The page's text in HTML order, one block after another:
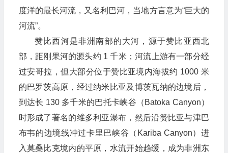
度洋的最长河流，又名利巴河，当地方言意为“巨大的
河流”。
赞比西河是非洲南部的大河，源于赞比亚西北
部，距刚果河的源头约 1 千米；河流上游有一部分经
过安哥拉，但大部分位于赞比亚境内海拔约 1000 米
的巴罗茨高原，经过纳米比亚及博茨瓦纳的边境后，
到达长 130 多千米的巴托卡峡谷（Batoka Canyon）
时形成了著名的维多利亚瀑布，然后沿赞比亚与津巴
布韦的边境线冲过卡里巴峡谷（Kariba Canyon）进
入莫桑比克境内的平原，水流开始趋缓，成为非洲东